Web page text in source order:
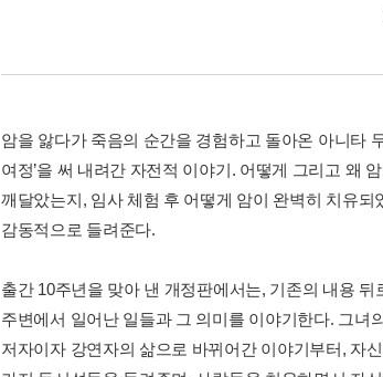
암을 앓다가 죽음의 순간을 경험하고 돌아온 아니타
여정’을 써 내려간 자전적 이야기. 어떻게 그리고 왜
깨달았는지, 임사 체험 후 어떻게 암이 완벽히 치유
감동적으로 들려준다.
출간 10주년을 맞아 낸 개정판에서는, 기존의 내용
주변에서 일어난 일들과 그 의미를 이야기한다. 그녀
저자이자 강연자의 삶으로 바뀌어간 이야기부터, 자